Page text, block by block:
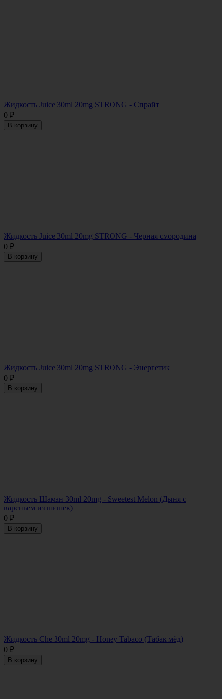
Жидкость Juice 30ml 20mg STRONG - Спрайт
0 ₽
В корзину
Жидкость Juice 30ml 20mg STRONG - Черная смородина
0 ₽
В корзину
Жидкость Juice 30ml 20mg STRONG - Энергетик
0 ₽
В корзину
Жидкость Шаман 30ml 20mg - Sweetest Melon (Дыня с
вареньем из шишек)
0 ₽
В корзину
Жидкость Che 30ml 20mg - Honey Tabaco (Табак мёд)
0 ₽
В корзину